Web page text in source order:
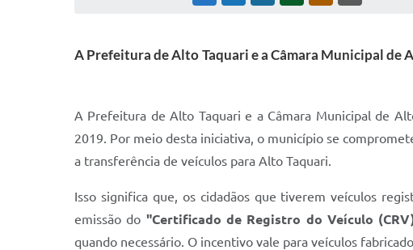
A Prefeitura de Alto Taquari e a Câmara Municipal de
A Prefeitura de Alto Taquari e a Câmara Municipal de
2019. Por meio desta iniciativa, o município se
a transferência de veículos para Alto Taquari.
Isso significa que, os cidadãos que tiverem veículos
emissão do "Certificado de Registro do Veículo
quando necessário. O incentivo vale para veículos